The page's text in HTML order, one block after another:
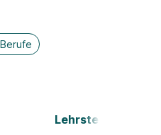
Lehrstellen